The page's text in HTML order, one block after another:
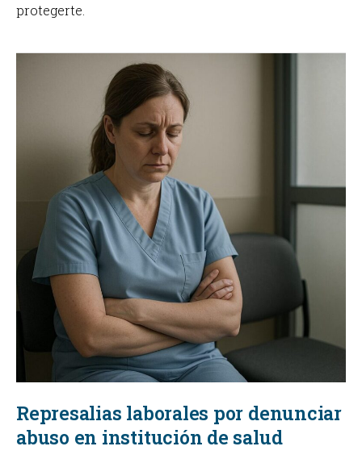
protegerte.
Represalias laborales por denunciar
abuso en institución de salud